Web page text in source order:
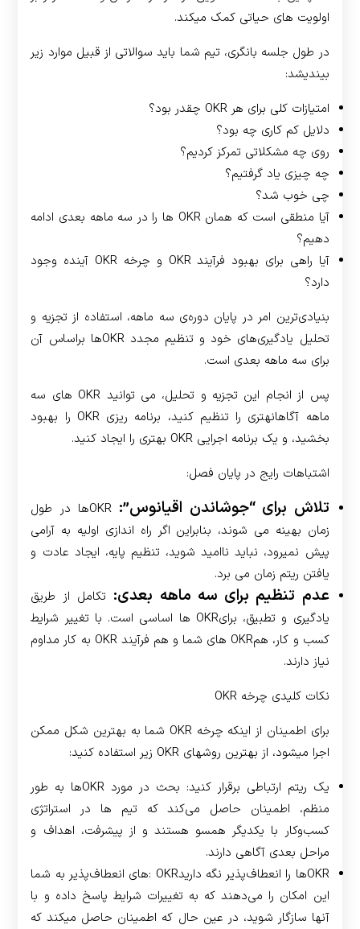
اولویت های حیاتی کمک می­کند.
در طول جلسه بانگری، تیم شما باید سوالاتی از قبیل موارد زیر
بیندیشد:
امتیازات کلی برای هر OKR چقدر بود؟
دلایل کم کاری چه بود؟
روی چه مشکلاتی تمرکز کردیم؟
چه چیزی یاد گرفتیم؟
چی خوب شد؟
آیا منطقی است که همان OKR ها را در سه ماهه بعدی ادامه
دهیم؟
آیا راهی برای بهبود فرآیند OKR و چرخه OKR آینده وجود
دارد؟
بنیادی‌ترین امر در پایان دوره‌ی سه ماهه، استفاده از تجزیه و
تحلیل یادگیری‌های خود و تنظیم مجدد OKRها براساس آن
برای سه ماهه بعدی است.
پس از انجام این تجزیه و تحلیل، می توانید OKR های سه
ماهه آگاهانه­تری را تنظیم کنید، برنامه ریزی OKR را بهبود
بخشید، و یک برنامه اجرایی OKR بهتری را ایجاد کنید.
اشتباهات رایج در پایان فصل:
تلاش برای “جوشاندن اقیانوس”:
OKRها در طول
زمان بهینه می شوند، بنابراین اگر راه اندازی اولیه به آرامی
پیش نمی­رود، نباید ناامید شوید، تنظیم پایه، ایجاد عادت و
یافتن ریتم زمان می برد.
عدم تنظیم برای سه ماهه بعدی: تکامل از طریق
یادگیری و تطبیق، برای­OKR ها اساسی است. با تغییر شرایط
کسب و کار، هم­OKR های شما و هم فرآیند OKR به کار مداوم
نیاز دارند.
نکات کلیدی چرخه OKR
برای اطمینان از اینکه چرخه OKR شما به بهترین شکل ممکن
اجرا می­شود، از بهترین روش­های OKR زیر استفاده کنید:
یک ریتم ارتباطی برقرار کنید: بحث در مورد OKRها به طور
منظم، اطمینان حاصل می‌کند که تیم ها در استراتژی
کسب‌وکار با یکدیگر همسو هستند و از پیشرفت، اهداف و
مراحل بعدی آگاهی دارند.
OKRها را انعطاف‌پذیر نگه داریدOKR :‌های انعطاف‌پذیر به شما
این امکان را می‌دهند که به تغییرات شرایط پاسخ داده و با
آنها سازگار شوید، در عین حال که اطمینان حاصل می­کند که